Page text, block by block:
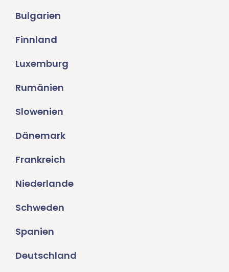
Bulgarien
Finnland
Luxemburg
Rumänien
Slowenien
Dänemark
Frankreich
Niederlande
Schweden
Spanien
Deutschland